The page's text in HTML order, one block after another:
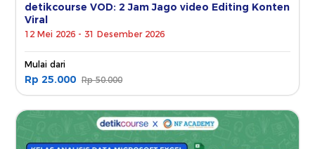
detikcourse VOD: 2 Jam Jago video Editing Konten
Viral
12 Mei 2026 - 31 Desember 2026
Mulai dari
Rp 25.000 Rp 50.000